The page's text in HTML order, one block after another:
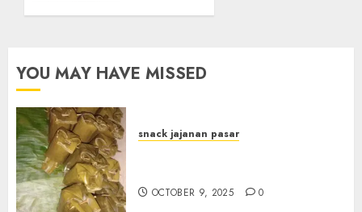
14, 2024
YOU MAY HAVE MISSED
snack jajanan pasar
OCTOBER 9, 2025 0